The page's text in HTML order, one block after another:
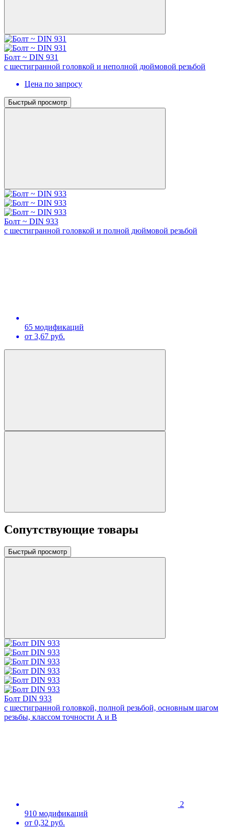
Болт ~ DIN 931
с шестигранной головкой и неполной дюймовой резьбой
Цена по запросу
Быстрый просмотр
Болт ~ DIN 933
с шестигранной головкой и полной дюймовой резьбой
65 модификаций
от 3,67 руб.
Сопутствующие товары
Быстрый просмотр
Болт DIN 933
с шестигранной головкой, полной резьбой, основным шагом
резьбы, классом точности А и В
2
910 модификаций
от 0,32 руб.